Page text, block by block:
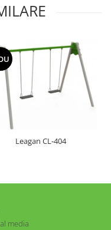
Leagan CL-404
media